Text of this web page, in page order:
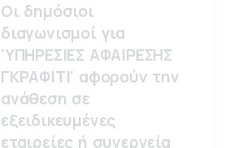
Οι δημόσιοι
διαγωνισμοί για
'ΥΠΗΡΕΣΙΕΣ ΑΦΑΙΡΕΣΗΣ
ΓΚΡΑΦΙΤΙ' αφορούν την
ανάθεση σε
εξειδικευμένες
εταιρείες ή συνεργεία